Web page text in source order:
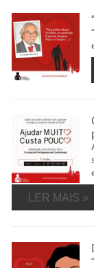
LER MAIS »